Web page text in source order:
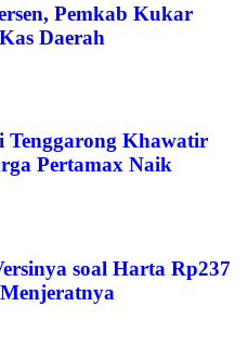
Pemkab Kukar
Daerah
Tenggarong Khawatir
Pertamax Naik
soal Harta Rp237